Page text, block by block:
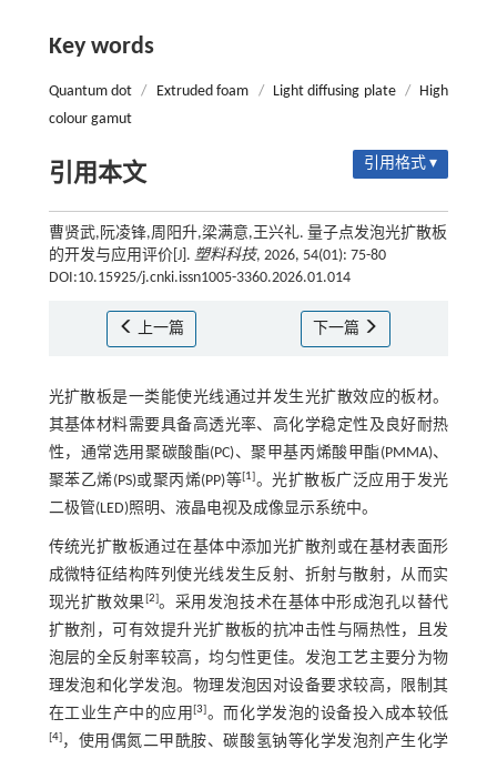
Key words
Quantum dot / Extruded foam / Light diffusing plate /
High
colour gamut
引用本文 引用格式 ▾
曹贤武,阮凌锋,周阳升,梁满意,王兴礼. 量子点发泡光扩散板
的开发与应用评价[J]. 塑料科技, 2026, 54(01): 75-80
DOI:10.15925/j.cnki.issn1005-3360.2026.01.014
上一篇 下一篇
光扩散板是一类能使光线通过并发生光扩散效应的板材。
其基体材料需要具备高透光率、高化学稳定性及良好耐热
性，通常选用聚碳酸酯(PC)、聚甲基丙烯酸甲酯(PMMA)、
聚苯乙烯(PS)或聚丙烯(PP)等[1]。光扩散板广泛应用于发光
二极管(LED)照明、液晶电视及成像显示系统中。
传统光扩散板通过在基体中添加光扩散剂或在基材表面形
成微特征结构阵列使光线发生反射、折射与散射，从而实
现光扩散效果[2]。采用发泡技术在基体中形成泡孔以替代
扩散剂，可有效提升光扩散板的抗冲击性与隔热性，且发
泡层的全反射率较高，均匀性更佳。发泡工艺主要分为物
理发泡和化学发泡。物理发泡因对设备要求较高，限制其
在工业生产中的应用[3]。而化学发泡的设备投入成本较低
[4]，使用偶氮二甲酰胺、碳酸氢钠等化学发泡剂产生化学